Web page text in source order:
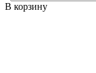
В корзину